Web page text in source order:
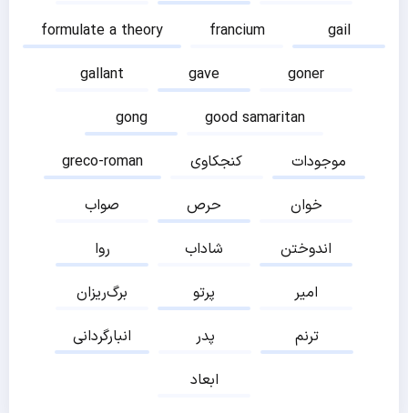
formulate a theory
francium
gail
gallant
gave
goner
gong
good samaritan
greco-roman
کنجکاوی
موجودات
صواب
حرص
خوان
روا
شاداب
اندوختن
برگ‌ریزان
پرتو
امیر
انبارگردانی
پدر
ترنم
ابعاد